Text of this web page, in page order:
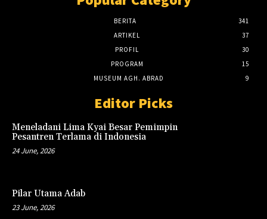
BERITA
341
ARTIKEL
37
PROFIL
30
PROGRAM
15
MUSEUM AGH. ABRAD
9
Editor Picks
Meneladani Lima Kyai Besar Pemimpin
Pesantren Terlama di Indonesia
24 June, 2026
Pilar Utama Adab
23 June, 2026